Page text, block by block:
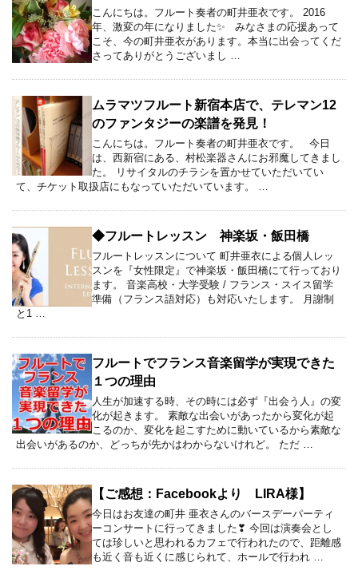
こんにちは。フルート奏者の町井亜衣です。 2016
年、激変の年になりました✨ みなさまの応援あって
こそ、今の町井亜衣があります。本当に出会ってくだ
さってありがとうございまし …
ムラマツフルート新宿本店で、テレマン12
のファンタジーの楽譜を発見！
こんにちは。フルート奏者の町井亜衣です。 今日
は、西新宿にある、村松楽器さんにお邪魔してきまし
た。 リサイタルのチラシを置かせていただいてい
て、チケット取扱店にもなっていただいています。 …
◆フルートレッスン 神楽坂・飯田橋
フルートレッスンについて 町井亜衣による個人レッ
スンを『女性限定』で神楽坂・飯田橋にて行っており
ます。 音楽高校・大学受験 / フランス・スイス留学
準備（フランス語対応）も対応いたします。 月謝制
と1 …
フルートでフランス音楽留学が実現できた
１つの理由
人生が加速する時、その時には必ず『出会う人』の変
化が起きます。 素敵な出会いがあったから変化が起
こるのか、変化を起こすために動いているから素敵な
出会いがあるのか、どっちが先かはわからないけれど。 ただ …
【ご感想：Facebookより LIRA様】
今日はお友達の町井 亜衣さんのバースデーパーティ
ーコンサートに行ってきました❣ 今回は演奏会とし
ては珍しいと思われるカフェで行われたので、距離感
も近く音も近くに感じられて、ホールで行われ …